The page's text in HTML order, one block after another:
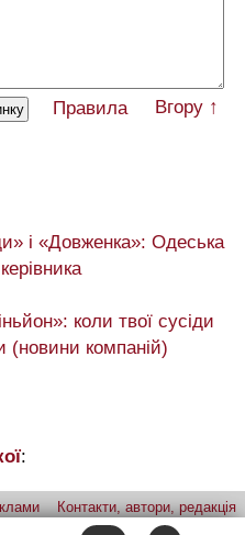
Правила Вгору ↑
і «Довженка»: Одеська
коли твої сусіди
(новини компаній)
:
Контакти, автори, редакція